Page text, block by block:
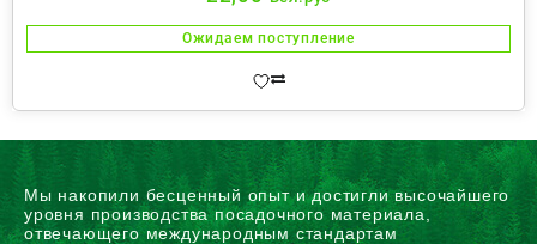
Ожидаем поступление
Мы накопили бесценный опыт и достигли высочайшего
уровня производства посадочного материала,
отвечающего международным стандартам